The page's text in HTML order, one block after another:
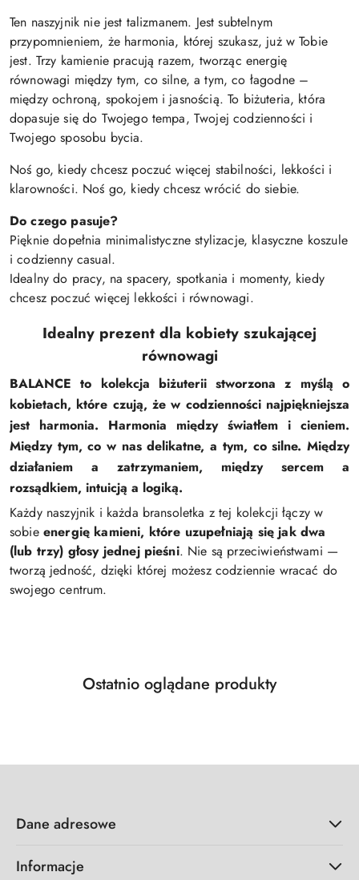
Ten naszyjnik nie jest talizmanem. Jest subtelnym
przypomnieniem, że harmonia, której szukasz, już w Tobie
jest. Trzy kamienie pracują razem, tworząc energię
równowagi między tym, co silne, a tym, co łagodne –
między ochroną, spokojem i jasnością. To biżuteria, która
dopasuje się do Twojego tempa, Twojej codzienności i
Twojego sposobu bycia.
Noś go, kiedy chcesz poczuć więcej stabilności, lekkości i
klarowności. Noś go, kiedy chcesz wrócić do siebie.
Do czego pasuje?
Pięknie dopełnia minimalistyczne stylizacje, klasyczne koszule
i codzienny casual.
Idealny do pracy, na spacery, spotkania i momenty, kiedy
chcesz poczuć więcej lekkości i równowagi.
Idealny prezent dla kobiety szukającej
równowagi
BALANCE to kolekcja biżuterii stworzona z myślą o
kobietach, które czują, że w codzienności najpiękniejsza
jest harmonia. Harmonia między światłem i cieniem.
Między tym, co w nas delikatne, a tym, co silne. Między
działaniem a zatrzymaniem, między sercem a
rozsądkiem, intuicją a logiką.
Każdy naszyjnik i każda bransoletka z tej kolekcji łączy w
sobie energię kamieni, które uzupełniają się jak dwa
(lub trzy) głosy jednej pieśni. Nie są przeciwieństwami —
tworzą jedność, dzięki której możesz codziennie wracać do
swojego centrum.
Pomiń karuzelę produktów
Produkty
Ostatnio oglądane produkty
Dane adresowe
Informacje